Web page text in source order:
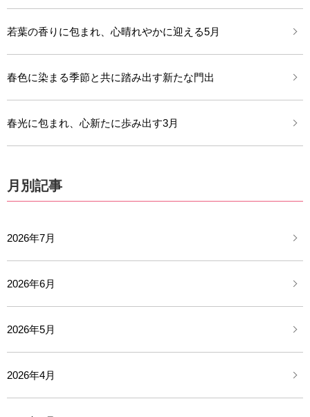
若葉の香りに包まれ、心晴れやかに迎える5月
春色に染まる季節と共に踏み出す新たな門出
春光に包まれ、心新たに歩み出す3月
月別記事
2026年7月
2026年6月
2026年5月
2026年4月